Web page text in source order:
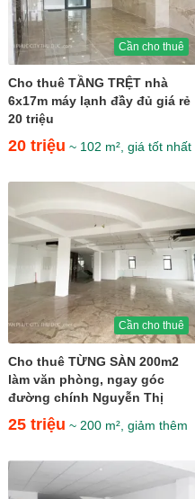
Cần cho thuê
Cho thuê TẦNG TRỆT nhà
6x17m máy lạnh đầy đủ giá rẻ
20 triệu
20 triệu ~ 102 m², giá tốt nhất
Cần cho thuê
Cho thuê TỪNG SÀN 200m2
làm văn phòng, ngay góc
đường chính Nguyễn Thị
Nhung giá chỉ 25tr
25 triệu ~ 200 m², giảm thêm